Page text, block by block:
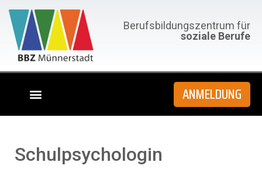
Berufsbildungszentrum für
soziale Berufe
ANMELDUNG
Schulpsychologin